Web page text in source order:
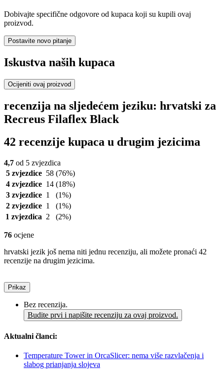
Dobivajte specifične odgovore od kupaca koji su kupili ovaj
proizvod.
Postavite novo pitanje
Iskustva naših kupaca
Ocijeniti ovaj proizvod
recenzija na sljedećem jeziku: hrvatski za
Recreus Filaflex Black
42 recenzije kupaca u drugim jezicima
4,7 od 5 zvjezdica
5 zvjezdice 58 (76%)
4 zvjezdice 14 (18%)
3 zvjezdice 1
(1%)
2 zvjezdice 1
(1%)
1 zvjezdica 2 (2%)
76 ocjene
hrvatski jezik još nema niti jednu recenziju, ali možete pronaći 42
recenzije na drugim jezicima.
Prikaz
Bez recenzija.
Budite prvi i napišite recenziju za ovaj proizvod.
Aktualni članci:
Temperature Tower in OrcaSlicer: nema više razvlačenja i
slabog prianjanja slojeva